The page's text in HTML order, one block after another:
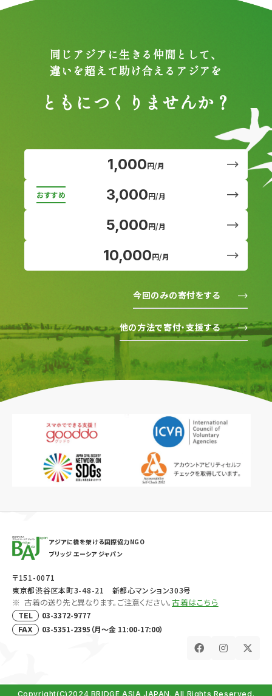
同じアジアに生きる仲間として、
違いを超えて助け合えるアジアを
ともにつくりませんか？
1,000円/月
3,000円/月
5,000円/月
10,000円/月
今回のみの寄付をする
他の方法で寄付・支援する
アジアに橋を架ける国際協力NGO
ブリッジ エーシア ジャパン
〒151-0071
東京都渋谷区本町3-48-21 新都心マンション303号
古着の送り先と異なります。ご注意ください。古着はこちら
TEL 03-3372-9777
FAX 03-5351-2395（月～金 11:00-17:00）
Copyright(C)2024 BRIDGE ASIA JAPAN. All Rights Reserved.